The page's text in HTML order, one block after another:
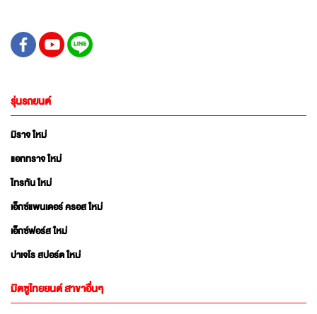
รุ่นรถยนต์
มิราจ ใหม่
แอททราจ ใหม่
ไทรทัน ใหม่
เอ็กซ์แพนเดอร์ ครอส ใหม่
เอ็กซ์ฟอร์ส ใหม่
ปาเจโร สปอร์ต ใหม่
มิตซูไทยยนต์ สาขาอื่นๆ